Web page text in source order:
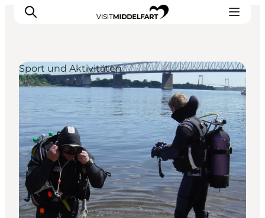
Erlebnisse
Essen und trinken
Unterkünfte
Veranstaltungen
Erlebnis buchen
Sport und Aktivitäten